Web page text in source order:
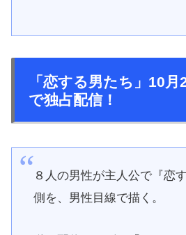
「恋する男たち」10
で独占配信！
８人の男性が主人公で『恋
側を、男性目線で描く。